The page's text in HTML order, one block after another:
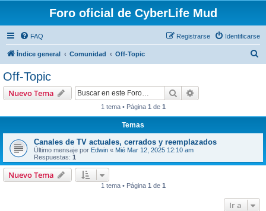
Foro oficial de CyberLife Mud
FAQ Identificarse
Registrarse
Índice general Comunidad Off-Topic
Off-Topic
Nuevo Tema Buscar
1 tema • Página 1 de 1
Temas
Canales de TV actuales, cerrados y reemplazados
Último mensaje por Edwin « Mié Mar 12, 2025 12:10 am
Respuestas: 1
Nuevo Tema
1 tema • Página 1 de 1
Ir a